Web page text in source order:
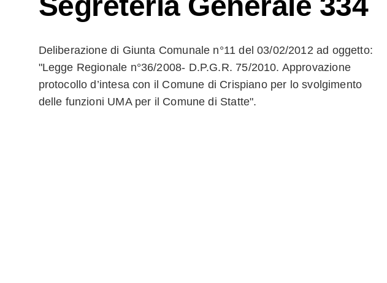
Deliberazione di Giunta Comunale n°11 del 03/02/2012 ad oggetto:
"Legge Regionale n°36/2008- D.P.G.R. 75/2010. Approvazione
protocollo d’intesa con il Comune di Crispiano per lo svolgimento
delle funzioni UMA per il Comune di Statte".